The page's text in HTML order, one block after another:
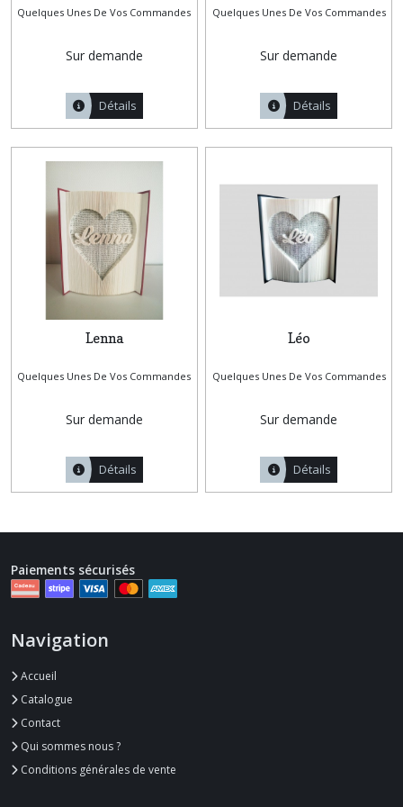
Quelques Unes De Vos Commandes
Sur demande
Détails
Quelques Unes De Vos Commandes
Sur demande
Détails
Lenna
Quelques Unes De Vos Commandes
Sur demande
Détails
Léo
Quelques Unes De Vos Commandes
Sur demande
Détails
Paiements sécurisés
Navigation
Accueil
Catalogue
Contact
Qui sommes nous ?
Conditions générales de vente